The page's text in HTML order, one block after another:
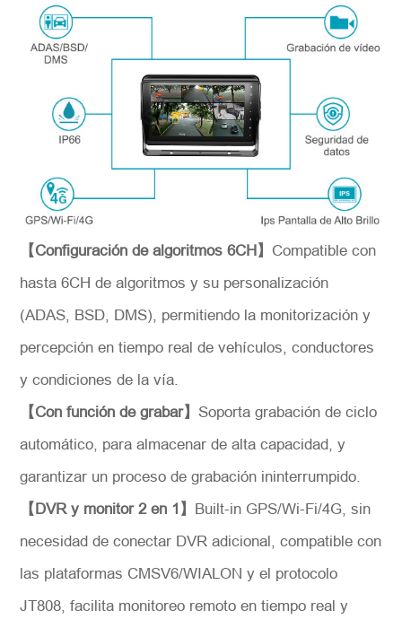
Número del modelo
Introdúzcase
Descripción
【Configuración de algoritmos 6CH】 Compatible con
hasta 6CH de algoritmos y su personalización
(ADAS, BSD, DMS), permitiendo la monitorización y
percepción en tiempo real de vehículos, conductores
y condiciones de la vía.
【Con función de grabar】Soporta grabación de ciclo
automático, para almacenar de alta capacidad, y
garantizar un proceso de grabación ininterrumpido.
【DVR y monitor 2 en 1】 Built-in GPS/Wi-Fi/4G, sin
necesidad de conectar DVR adicional, compatible con
las plataformas CMSV6/WIALON y el protocolo
JT808, facilita monitoreo remoto en tiempo real y